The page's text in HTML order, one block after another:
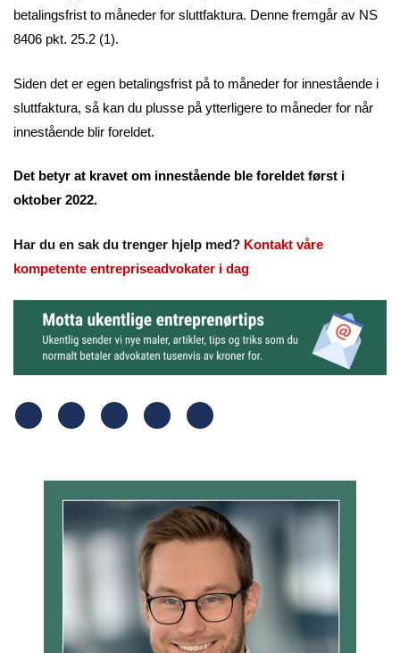
betalingsfrist to måneder for sluttfaktura. Denne fremgår av NS
8406 pkt. 25.2 (1).
Siden det er egen betalingsfrist på to måneder for innestående i
sluttfaktura, så kan du plusse på ytterligere to måneder for når
innestående blir foreldet.
Det betyr at kravet om innestående ble foreldet først i
oktober 2022.
Har du en sak du trenger hjelp med? Kontakt våre
kompetente entrepriseadvokater i dag